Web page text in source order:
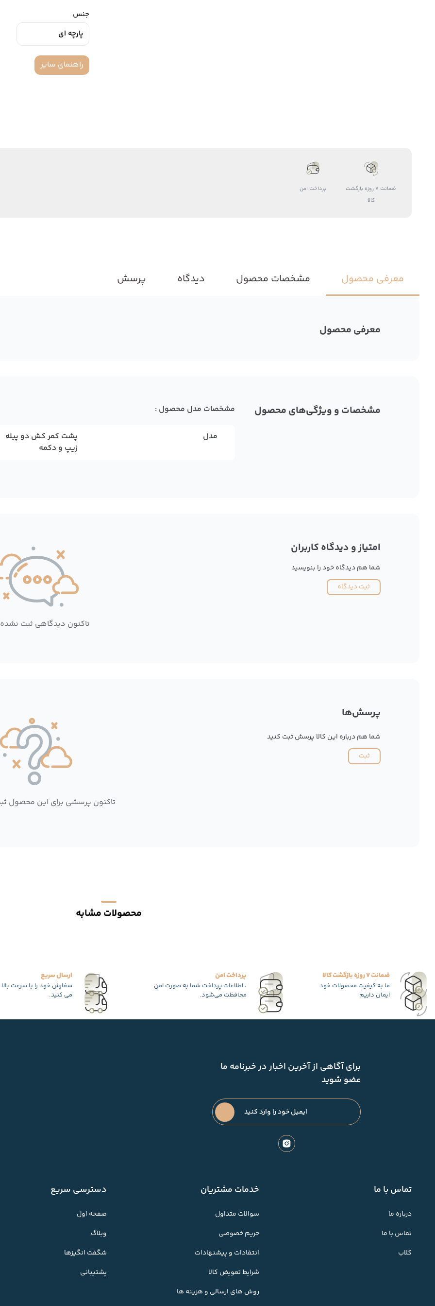
جنس
پارچه ای
راهنمای سایز
ضمانت 7 روزه بازگشت
کالا
پرداخت امن
معرفی محصول مشخصات محصول دیدگاه پرسش
معرفی محصول
مشخصات و ویژگی‌های محصول مشخصات مدل محصول :
مدل
پشت کمر کش دو پیله
زیپ و دکمه
امتیاز و دیدگاه کاربران
شما هم دیدگاه خود را بنویسید
ثبت دیدگاه
تاکنون دیدگاهی ثبت
پرسش‌ها
شما هم درباره این کالا پرسش ثبت کنید
ثبت
تاکنون پرسشی برای این محصول
محصولات مشابه
ضمانت 7 روزه بازگشت کالا
ما به کیفیت محصولات خود
ایمان داریم
پرداخت امن
، اطلاعات پرداخت شما به صورت امن
محافظت می‌شود.
ارسال سریع
سفارش خود را با سرعت
می کنید.
برای آگاهی از آخرین اخبار در خبرنامه ما
عضو شوید
تماس با ما
درباره ما
تماس با ما
کلاب
خدمات مشتریان
سوالات متداول
حریم خصوصی
انتقادات و پیشنهادات
شرایط تعویض کالا
روش های ارسالی و هزینه ها
دسترسی سریع
صفحه اول
وبلاگ
شگفت انگیزها
پشتیبانی